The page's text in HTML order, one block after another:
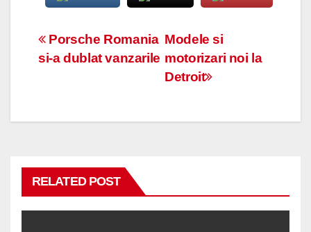
Navigare
Modele si
motorizari noi la
Detroit
Porsche Romania
si-a dublat vanzarile
RELATED POST